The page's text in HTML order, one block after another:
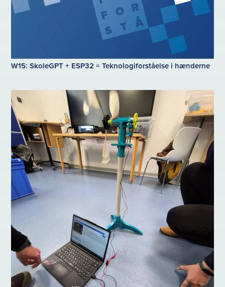
W15: SkoleGPT + ESP32 = Teknologiforståelse i hænderne